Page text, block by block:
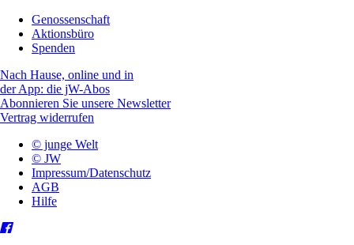
Genossenschaft
Aktionsbüro
Spenden
Nach Hause, online und in
der App: die jW-Abos
Abonnieren Sie unsere Newsletter
Vertrag widerrufen
© junge Welt
© JW
Impressum/Datenschutz
AGB
Hilfe